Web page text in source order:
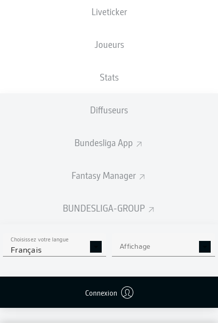
Liveticker
Joueurs
Stats
Diffuseurs
Bundesliga App
Fantasy Manager
BUNDESLIGA-GROUP
Choisissez votre langue
Français Affichage
Connexion
NATIONALITÉ
21.10.1977